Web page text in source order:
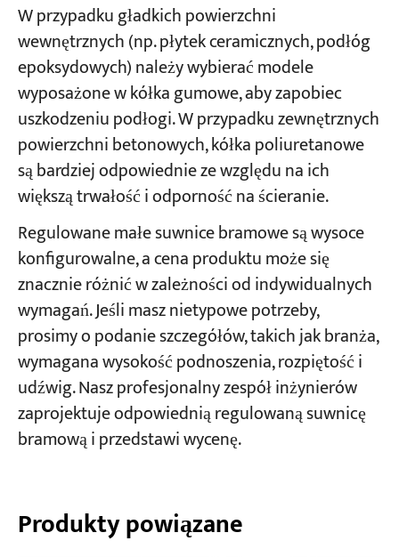
W przypadku gładkich powierzchni
wewnętrznych (np. płytek ceramicznych, podłóg
epoksydowych) należy wybierać modele
wyposażone w kółka gumowe, aby zapobiec
uszkodzeniu podłogi. W przypadku zewnętrznych
powierzchni betonowych, kółka poliuretanowe
są bardziej odpowiednie ze względu na ich
większą trwałość i odporność na ścieranie.
Regulowane małe suwnice bramowe są wysoce
konfigurowalne, a cena produktu może się
znacznie różnić w zależności od indywidualnych
wymagań. Jeśli masz nietypowe potrzeby,
prosimy o podanie szczegółów, takich jak branża,
wymagana wysokość podnoszenia, rozpiętość i
udźwig. Nasz profesjonalny zespół inżynierów
zaprojektuje odpowiednią regulowaną suwnicę
bramową i przedstawi wycenę.
Produkty powiązane